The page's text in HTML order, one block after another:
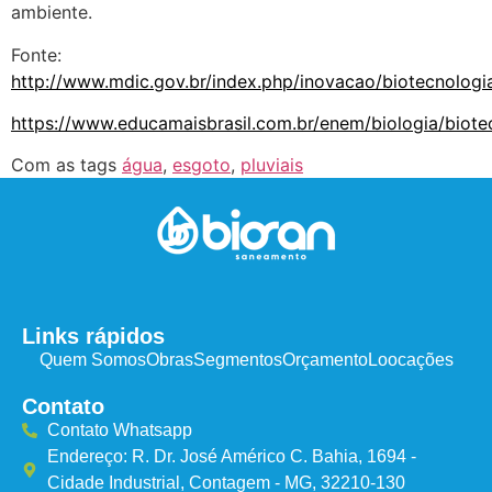
ambiente.
Fonte:
http://www.mdic.gov.br/index.php/inovacao/
https://www.educamaisbrasil.com.br/enem/biologia/
Com as tags água, esgoto, pluviais
Links rápidos
Quem SomosObrasSegmentosOrçamentoLoocações
Contato
Contato Whatsapp
Endereço: R. Dr. José Américo C. Bahia, 1694 -
Cidade Industrial, Contagem - MG, 32210-130